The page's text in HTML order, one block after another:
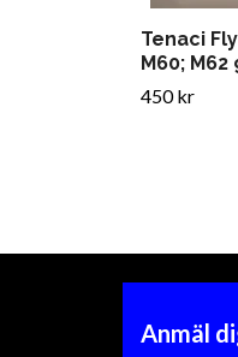
Tenaci
M60; M62
450 kr
Anmäl